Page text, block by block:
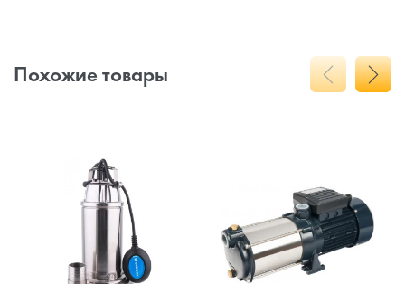
Похожие товары